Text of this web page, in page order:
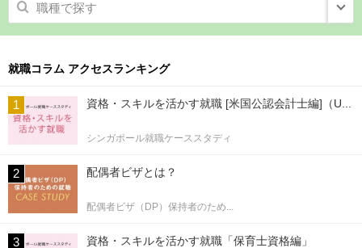
職種で探す
就職コラム アクセスランキング
資格・スキルを活かす就職 [米国公認会計士編]（U...
シンガポール就職ケーススタディ
配偶者ビザとは？
配偶者ビザ（DP）保持者のため...
資格・スキルを活かす就職「保育士資格編」